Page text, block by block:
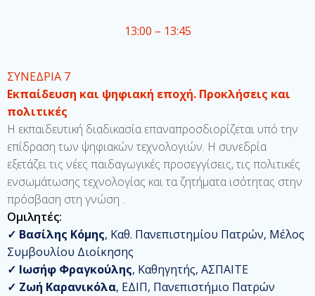
13:00 – 13:45
ΣΥΝΕΔΡΙΑ 7
Εκπαίδευση και ψηφιακή εποχή. Προκλήσεις και
πολιτικές
Η εκπαιδευτική διαδικασία επαναπροσδιορίζεται υπό την
επίδραση των ψηφιακών τεχνολογιών. Η συνεδρία
εξετάζει τις νέες παιδαγωγικές προσεγγίσεις, τις πολιτικές
ενσωμάτωσης τεχνολογίας και τα ζητήματα ισότητας στην
πρόσβαση στη γνώση .
Ομιλητές:
✓ Βασίλης Κόμης, Καθ. Πανεπιστημίου Πατρών, Μέλος
Συμβουλίου Διοίκησης
✓ Ιωσήφ Φραγκούλης, Καθηγητής, ΑΣΠΑΙΤΕ
✓ Ζωή Καρανικόλα, ΕΔΙΠ, Πανεπιστήμιο Πατρών